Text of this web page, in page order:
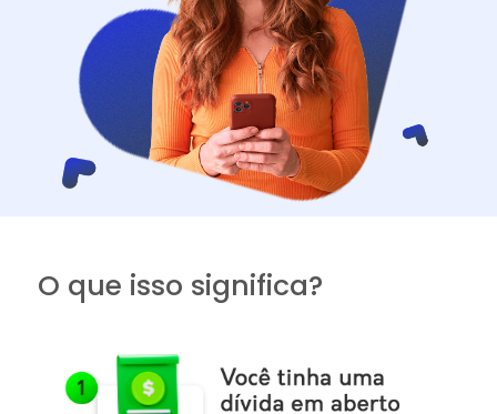
O que isso significa?